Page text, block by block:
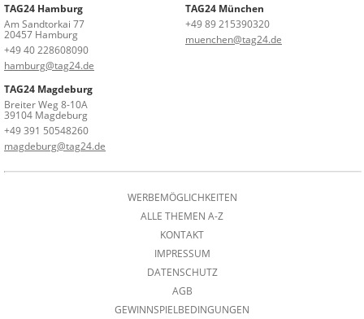
TAG24 Hamburg
Am Sandtorkai 77
20457 Hamburg
+49 40 228608090
hamburg@tag24.de
TAG24 München
+49 89 215390320
muenchen@tag24.de
TAG24 Magdeburg
Breiter Weg 8-10A
39104 Magdeburg
+49 391 50548260
magdeburg@tag24.de
WERBEMÖGLICHKEITEN
ALLE THEMEN A-Z
KONTAKT
IMPRESSUM
DATENSCHUTZ
AGB
GEWINNSPIELBEDINGUNGEN